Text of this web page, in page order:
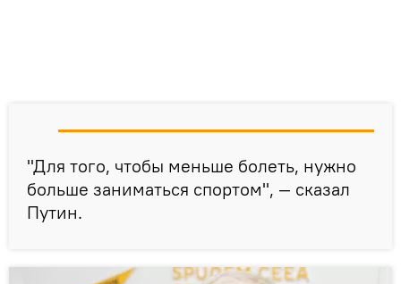
"Для того, чтобы меньше болеть, нужно
больше заниматься спортом", — сказал
Путин.